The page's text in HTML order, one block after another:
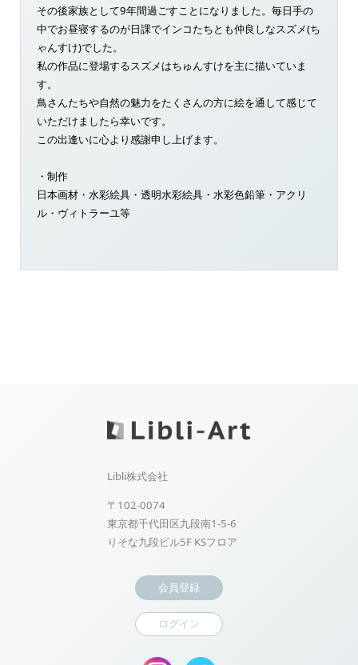
その後家族として9年間過ごすことになりました。毎日手の
中でお昼寝するのが日課でインコたちとも仲良しなスズメ(ち
ゃんすけ)でした。
私の作品に登場するスズメはちゅんすけを主に描いていま
す。
鳥さんたちや自然の魅力をたくさんの方に絵を通して感じて
いただけましたら幸いです。
この出逢いに心より感謝申し上げます。
・制作
日本画材・水彩絵具・透明水彩絵具・水彩色鉛筆・アクリ
ル・ヴィトラーユ等
Libli株式会社
〒102-0074
東京都千代田区九段南1-5-6
りそな九段ビル5F KSフロア
会員登録
ログイン